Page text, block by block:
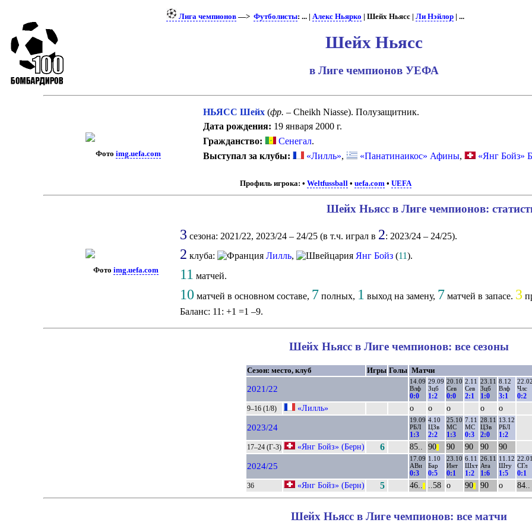
Лига чемпионов—> Футболисты: ... | Алекс Ньярко | Шейх Ньясс | Ли Нэйлор| ...
Шейх Ньясс
в Лиге чемпионов УЕФА
Фото img.uefa.com
НЬЯСС Шейх(фр. – Cheikh Niasse). Полузащитник.
Дата рождения: 19 января 2000 г.
Гражданство:
Сенегал.
Выступал за клубы:
«Лилль», «Панатинаикос» Афины, «Янг Бойз»
Профиль игрока: • Weltfussball• uefa.com• UEFA
Фото img.uefa.com
Шейх Ньясс в Лиге чемпионов:
3 сезона: 2021/22, 2023/24 – 24/25 (в т.ч. играл в 2: 2023/24 – 24/25).
2 клуба: Лилль, Янг Бойз(11).
11 матчей.
10 матчей в основном составе, 7 полных, 1 выход на замену, 7 матчей в запасе. 3
Баланс: 11: +1 =1 –9.
Шейх Ньясс в Лиге чемпионов: все сезоны
Сезон: место, клуб Игры Голы Матчи
2021/22
14.09
Влф
0:0
29.09
Зцб
1:2
20.10
Сев
0:0
2.11
Сев
2:1
23.11
Зцб
1:0
8.12
Влф
3:1
22.02
Члс
0:2
9–16 (1/8) «Лилль» о о о о о
2023/24
19.09
РБЛ
1:3
4.10
ЦЗв
2:2
25.10
МС
1:3
7.11
МС
0:3
28.11
ЦЗв
2:0
13.12
РБЛ
1:2
17–24 (Г-3) «Янг Бойз» (Берн) 6 85.. 90|| 90 90 90 90
2024/25
17.09
АВи
0:3
1.10
Бар
0:5
23.10
Инт
0:1
6.11
Шхт
1:2
26.11
Ата
1:6
11.12
Шту
1:5
22.01
СГл
0:1
36 «Янг Бойз» (Берн) 5 46.. ..58 о 90|| 90 о 84..
Шейх Ньясс в Лиге чемпионов: все матчи